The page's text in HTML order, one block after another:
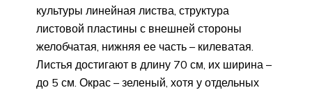
культуры линейная листва, структура
листовой пластины с внешней стороны
желобчатая, нижняя ее часть – килеватая.
Листья достигают в длину 70 см, их ширина –
до 5 см. Окрас – зеленый, хотя у отдельных